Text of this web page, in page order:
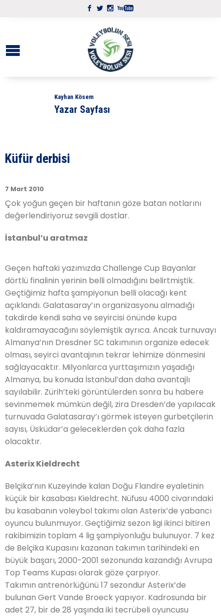
Kayhan Kösem
Yazar Sayfası
Küfür derbisi
7 Mart 2010
Çok yoğun geçen bir haftanın göze batan notlarını
değerlendiriyoruz sevgili dostlar.
İstanbul’u aratmaz
Geçen haftaki yazımızda Challenge Cup Bayanlar
dörtlü finalinin yerinin belli olmadığını belirtmiştik.
Geçtiğimiz hafta şampiyonun belli olacağı kent
açıklandı. Galatasaray’ın organizasyonu almadığı
takdirde kendi saha ve seyircisi önünde kupa
kaldıramayacağını söylemiştik ayrıca. Ancak turnuvayı
Almanya’nın Dresdner SC takımının organize edecek
olması, seyirci avantajının tekrar lehimize dönmesini
sağlayacaktır. Milyonlarca yurttaşımızın yaşadığı
Almanya, bu konuda İstanbul’dan daha avantajlı
sayılabilir. Zürih’teki görüntülerden sonra bu habere
sevinmemek mümkün değil, zira Dresden’de yapılacak
turnuvada Galatasaray’ı görmek isteyen gurbetçilerin
sayısı, Üsküdar’a geleceklerden çok daha fazla
olacaktır.
Asterix Kieldrecht
Belçika’nın Kuzeyinde kalan Doğu Flandre eyaletinin
küçük bir kasabası Kieldrecht. Nüfusu 4000 civarındaki
bu kasabanın voleybol takımı olan Asterix’de yabancı
oyuncu bulunmuyor. Geçtiğimiz sezon ligi ikinci bitiren
rakibimizin toplam 4 lig şampiyonluğu bulunuyor. 7 kez
de Belçika Kupasını kazanan takımın tarihindeki en
büyük başarı, 2000-2001 sezonunda kazandığı Avrupa
Top Teams Kupası olarak göze çarpıyor.
Takımın antrenörlüğünü 17 sezondur Asterix’de
bulunan Gert Vande Broeck yapıyor. Kadrosunda bir
adet 27, bir de 28 yaşında iki tecrübeli oyuncusu